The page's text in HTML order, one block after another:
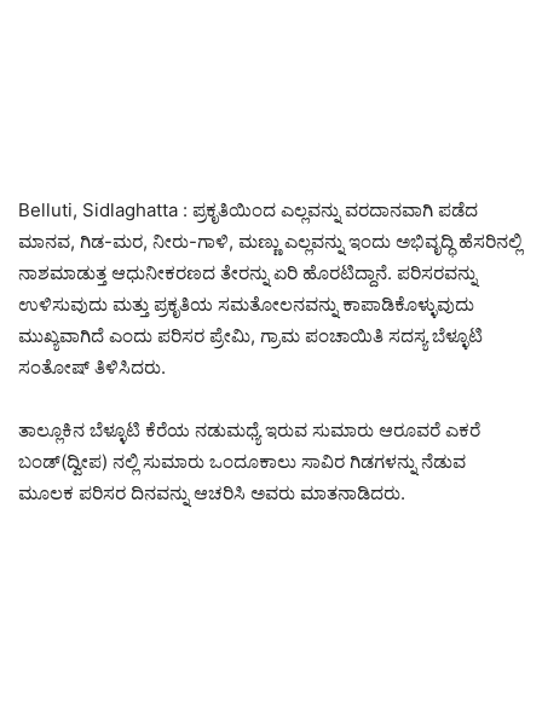
Belluti, Sidlaghatta : ಪ್ರಕೃತಿಯಿಂದ ಎಲ್ಲವನ್ನು ವರದಾನವಾಗಿ ಪಡೆದ
ಮಾನವ, ಗಿಡ-ಮರ, ನೀರು-ಗಾಳಿ, ಮಣ್ಣು ಎಲ್ಲವನ್ನು ಇಂದು ಅಭಿವೃದ್ಧಿ ಹೆಸರಿನಲ್ಲಿ
ನಾಶಮಾಡುತ್ತ ಆಧುನೀಕರಣದ ತೇರನ್ನು ಏರಿ ಹೊರಟಿದ್ದಾನೆ. ಪರಿಸರವನ್ನು
ಉಳಿಸುವುದು ಮತ್ತು ಪ್ರಕೃತಿಯ ಸಮತೋಲನವನ್ನು ಕಾಪಾಡಿಕೊಳ್ಳುವುದು
ಮುಖ್ಯವಾಗಿದೆ ಎಂದು ಪರಿಸರ ಪ್ರೇಮಿ, ಗ್ರಾಮ ಪಂಚಾಯಿತಿ ಸದಸ್ಯ ಬೆಳ್ಳೂಟಿ
ಸಂತೋಷ್ ತಿಳಿಸಿದರು.
ತಾಲ್ಲೂಕಿನ ಬೆಳ್ಳೂಟಿ ಕೆರೆಯ ನಡುಮಧ್ಯೆ ಇರುವ ಸುಮಾರು ಆರೂವರೆ ಎಕರೆ
ಬಂಡ್(ದ್ವೀಪ) ನಲ್ಲಿ ಸುಮಾರು ಒಂದೂಕಾಲು ಸಾವಿರ ಗಿಡಗಳನ್ನು ನೆಡುವ
ಮೂಲಕ ಪರಿಸರ ದಿನವನ್ನು ಆಚರಿಸಿ ಅವರು ಮಾತನಾಡಿದರು.